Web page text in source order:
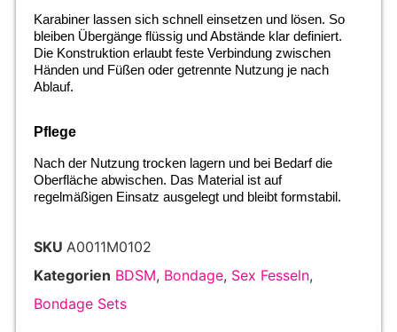
Karabiner lassen sich schnell einsetzen und lösen. So
bleiben Übergänge flüssig und Abstände klar definiert.
Die Konstruktion erlaubt feste Verbindung zwischen
Händen und Füßen oder getrennte Nutzung je nach
Ablauf.
Pflege
Nach der Nutzung trocken lagern und bei Bedarf die
Oberfläche abwischen. Das Material ist auf
regelmäßigen Einsatz ausgelegt und bleibt formstabil.
SKU A0011M0102
Kategorien BDSM, Bondage, Sex Fesseln,
Bondage Sets